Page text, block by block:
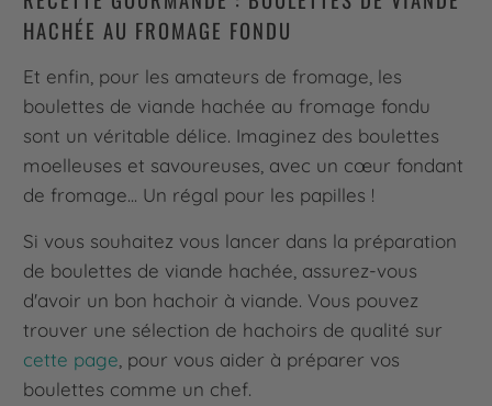
HACHÉE AU FROMAGE FONDU
Et enfin, pour les amateurs de fromage, les
boulettes de viande hachée au fromage fondu
sont un véritable délice. Imaginez des boulettes
moelleuses et savoureuses, avec un cœur fondant
de fromage... Un régal pour les papilles !
Si vous souhaitez vous lancer dans la préparation
de boulettes de viande hachée, assurez-vous
d'avoir un bon hachoir à viande. Vous pouvez
trouver une sélection de hachoirs de qualité sur
cette page , pour vous aider à préparer vos
boulettes comme un chef.